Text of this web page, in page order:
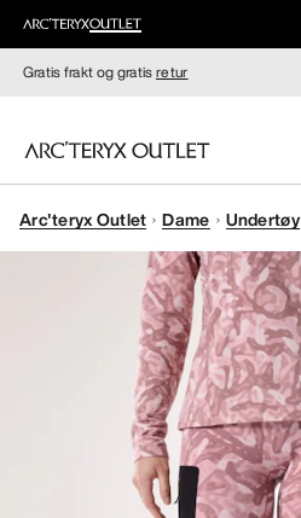
Gratis frakt og gratisretur
DAMER
Arc'teryx Outlet Dame Undertøy